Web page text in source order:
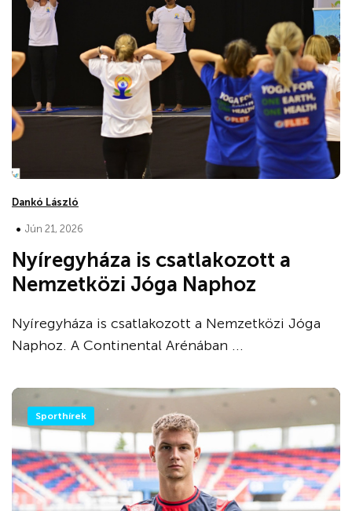
Dankó László
• Jún 21, 2026
Nyíregyháza is csatlakozott a
Nemzetközi Jóga Naphoz
Nyíregyháza is csatlakozott a Nemzetközi Jóga
Naphoz. A Continental Arénában ...
Sporthírek